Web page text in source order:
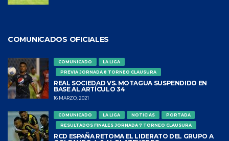
COMUNICADOS OFICIALES
COMUNICADO
LA LIGA
PREVIA JORNADA 8 TORNEO CLAUSURA
REAL SOCIEDAD VS. MOTAGUA SUSPENDIDO EN
BASE AL ARTÍCULO 34
16 MARZO, 2021
COMUNICADO LA LIGA NOTICIAS
PORTADA
RESULTADOS FINALES JORNADA 7 TORNEO CLAUSURA
RCD ESPAÑA RETOMA EL LIDERATO DEL GRUPO A